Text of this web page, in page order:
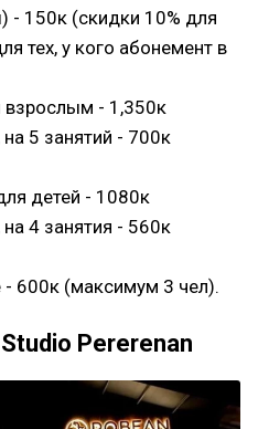
- 150к (скидки 10% для
тех, у кого абонемент в
взрослым - 1,350к
5 занятий - 700к
детей - 1080к
4 занятия - 560к
- 600к (максимум 3 чел).
Pererenan